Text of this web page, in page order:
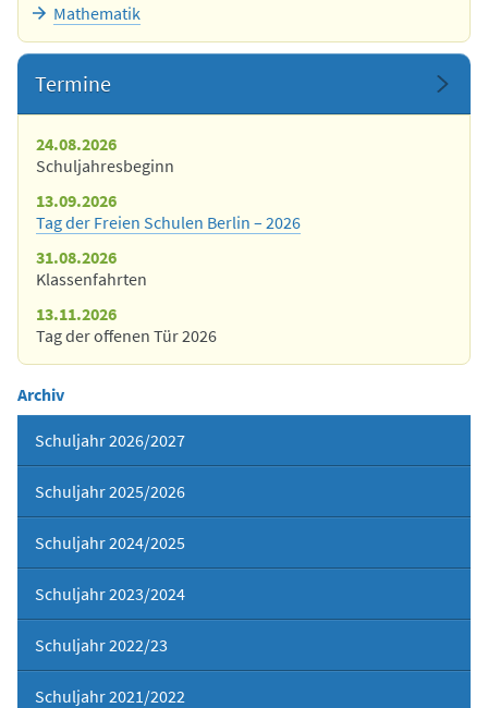
Mathematik
Termine
24.08.2026
Schuljahresbeginn
13.09.2026
Tag der Freien Schulen Berlin – 2026
31.08.2026
Klassenfahrten
13.11.2026
Tag der offenen Tür 2026
Archiv
Schuljahr 2026/2027
Schuljahr 2025/2026
Schuljahr 2024/2025
Schuljahr 2023/2024
Schuljahr 2022/23
Schuljahr 2021/2022